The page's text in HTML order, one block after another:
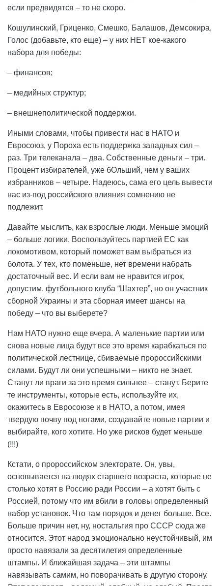
если предвидятся – то не скоро.
Кошулинский, Гриценко, Смешко, Балашов, Демсокира,
Голос (добавьте, кто еще) – у них НЕТ кое-какого
набора для победы:
– финансов;
– медийных структур;
– внешнеполитической поддержки.
Иными словами, чтобы привести нас в НАТО и
Евросоюз, у Пороха есть поддержка западных сил –
раз. Три телеканала – два. Собственные деньги – три.
Процент избирателей, уже бОльший, чем у ваших
избранников – четыре. Надеюсь, сама его цель вывести
нас из-под российского влияния сомнению не
подлежит.
Давайте мыслить, как взрослые люди. Меньше эмоций
– больше логики. Воспользуйтесь партией ЕС как
локомотивом, который поможет вам выбраться из
болота. У тех, кто поменьше, нет времени набрать
достаточный вес. И если вам не нравится игрок,
допустим, футбольного клуба “Шахтер”, но он участник
сборной Украины и эта сборная имеет шансы на
победу – что вы выберете?
Нам НАТО нужно еще вчера. А маленькие партии или
снова новые лица будут все это время карабкаться по
политической лестнице, сбиваемые пророссийскими
силами. Будут ли они успешными – никто не знает.
Станут ли враги за это время сильнее – станут. Берите
те инструменты, которые есть, используйте их,
окажитесь в Евросоюзе и в НАТО, а потом, имея
твердую почву под ногами, создавайте новые партии и
выбирайте, кого хотите. Но уже рисков будет меньше
(!!!)
Кстати, о пророссийском электорате. Он, увы,
основывается на людях старшего возраста, которые не
столько хотят в Россию ради России – а хотят быть с
Россией, потому что им вбили в головы определенный
набор установок. Что там порядок и денег больше. Все.
Больше причин нет, ну, ностальгия про СССР сюда же
относится. Этот народ эмоционально неустойчивый, им
просто навязали за десятилетия определенные
штампы. И ближайшая задача – эти штампы
навязывать самим, но поворачивать в другую сторону.